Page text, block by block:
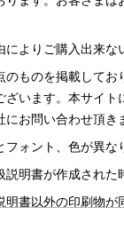
よりご購入出来な
ものを掲載して
います。本サイ
お問い合わせ頂き
ォント、色が異な
明書が作成され
書以外の印刷物